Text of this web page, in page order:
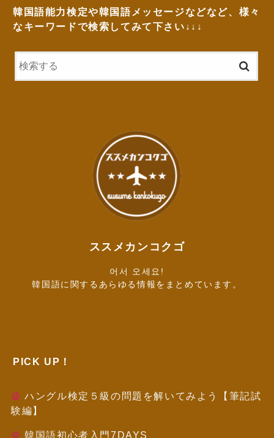
韓国語能力検定や韓国語メッセージなどなど、様々
なキーワードで検索してみて下さい↓↓↓
ススメカンコクゴ
어서 오세요!
韓国語に関するあらゆる情報をまとめています。
PICK UP！
ハングル検定５級の問題を解いてみよう【筆記試
験編】
韓国語初心者入門7DAYS